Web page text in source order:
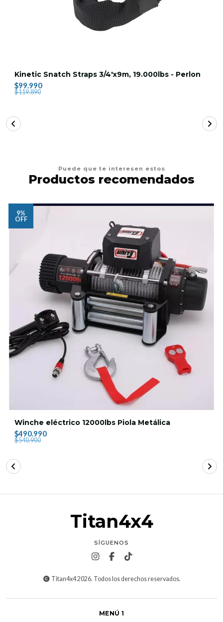
Kinetic Snatch Straps 3/4'x9m, 19.000lbs - Perlon
$99.990
$119.890
Puede que te interesen estos
Productos recomendados
9%
OFF
Winche eléctrico 12000lbs Piola Metálica
$490.990
$540.900
Titan4x4
SÍGUENOS
Titan4x4 2026. Todos los derechos reservados.
MENÚ 1